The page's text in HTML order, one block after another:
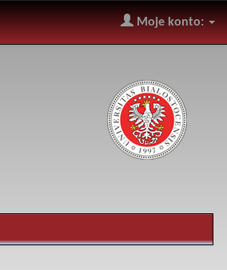
Moje konto: